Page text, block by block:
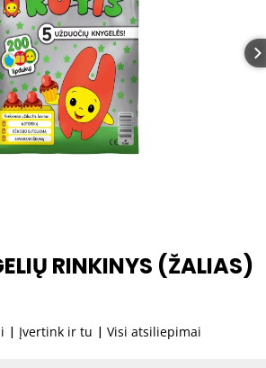
RINKINYS (ŽALIAS)
| Įvertink ir tu | Visi atsiliepimai